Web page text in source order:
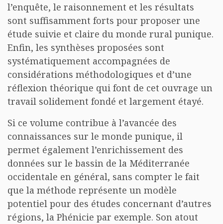
l’enquête, le raisonnement et les résultats
sont suffisamment forts pour proposer une
étude suivie et claire du monde rural punique.
Enfin, les synthèses proposées sont
systématiquement accompagnées de
considérations méthodologiques et d’une
réflexion théorique qui font de cet ouvrage un
travail solidement fondé et largement étayé.
Si ce volume contribue à l’avancée des
connaissances sur le monde punique, il
permet également l’enrichissement des
données sur le bassin de la Méditerranée
occidentale en général, sans compter le fait
que la méthode représente un modèle
potentiel pour des études concernant d’autres
régions, la Phénicie par exemple. Son atout